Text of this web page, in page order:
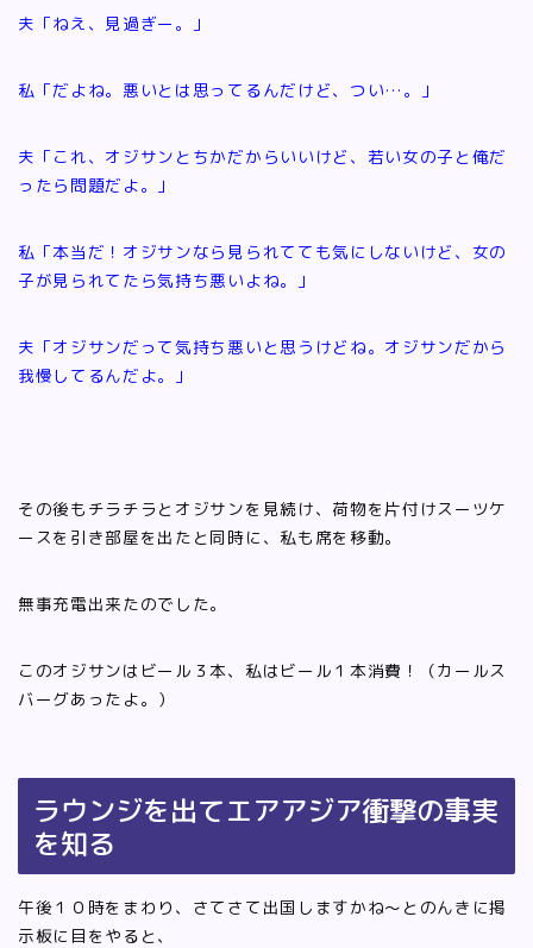
夫「ねえ、見過ぎー。」
私「だよね。悪いとは思ってるんだけど、つい…。」
夫「これ、オジサンとちかだからいいけど、若い女の子と俺だ
ったら問題だよ。」
私「本当だ！オジサンなら見られてても気にしないけど、女の
子が見られてたら気持ち悪いよね。」
夫「オジサンだって気持ち悪いと思うけどね。オジサンだから
我慢してるんだよ。」
その後もチラチラとオジサンを見続け、荷物を片付けスーツケ
ースを引き部屋を出たと同時に、私も席を移動。
無事充電出来たのでした。
このオジサンはビール３本、私はビール１本消費！（カールス
バーグあったよ。）
ラウンジを出てエアアジア衝撃の事実
を知る
午後１０時をまわり、さてさて出国しますかね〜とのんきに掲
示板に目をやると、